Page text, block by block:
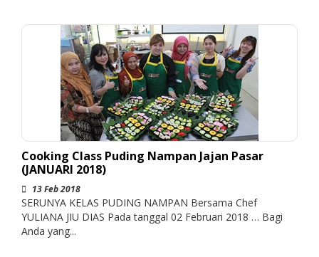
Cooking Class Puding Nampan Jajan Pasar
(JANUARI 2018)
13 Feb 2018
SERUNYA KELAS PUDING NAMPAN Bersama Chef
YULIANA JIU DIAS Pada tanggal 02 Februari 2018 … Bagi
Anda yang...